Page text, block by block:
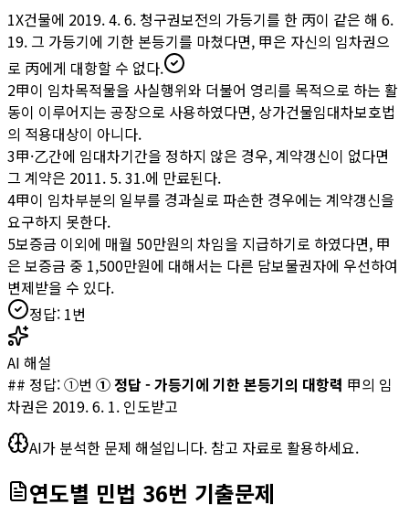
1X건물에 2019. 4. 6. 청구권보전의 가등기를 한 丙이 같은 해 6.
19. 그 가등기에 기한 본등기를 마쳤다면, 甲은 자신의 임차권으
로 丙에게 대항할 수 없다.
2甲이 임차목적물을 사실행위와 더불어 영리를 목적으로 하는 활
동이 이루어지는 공장으로 사용하였다면, 상가건물임대차보호법
의 적용대상이 아니다.
3甲·乙간에 임대차기간을 정하지 않은 경우, 계약갱신이 없다면
그 계약은 2011. 5. 31.에 만료된다.
4甲이 임차부분의 일부를 경과실로 파손한 경우에는 계약갱신을
요구하지 못한다.
5보증금 이외에 매월 50만원의 차임을 지급하기로 하였다면, 甲
은 보증금 중 1,500만원에 대해서는 다른 담보물권자에 우선하여
변제받을 수 있다.
정답: 1번
AI 해설
## 정답: ①번 ① 정답 - 가등기에 기한 본등기의 대항력 甲의 임
차권은 2019. 6. 1. 인도받고
AI가 분석한 문제 해설입니다. 참고 자료로 활용하세요.
연도별 민법 36번 기출문제